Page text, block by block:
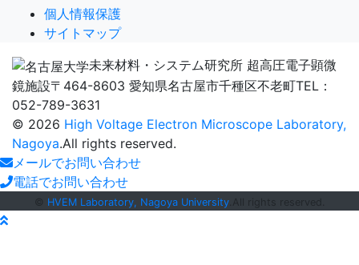
個人情報保護
サイトマップ
未来材料・システム研究所 超高圧電子顕微
鏡施設〒464-8603 愛知県名古屋市千種区不老町TEL：
052-789-3631
© 2026 High Voltage Electron Microscope Laboratory,
Nagoya.All rights reserved.
メールでお問い合わせ
電話でお問い合わせ
HVEM Laboratory, Nagoya University.All rights reserved.